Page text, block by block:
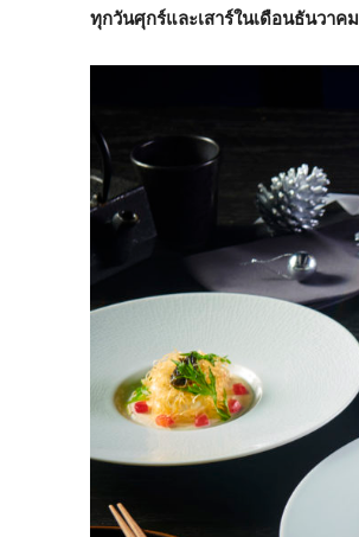
ทุกวันศุกร์และเสาร์ในเดือนธันวาคม